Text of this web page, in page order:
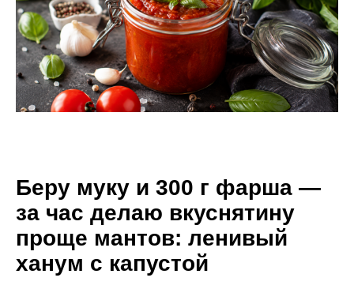
Беру муку и 300 г фарша —
за час делаю вкуснятину
проще мантов: ленивый
ханум с капустой